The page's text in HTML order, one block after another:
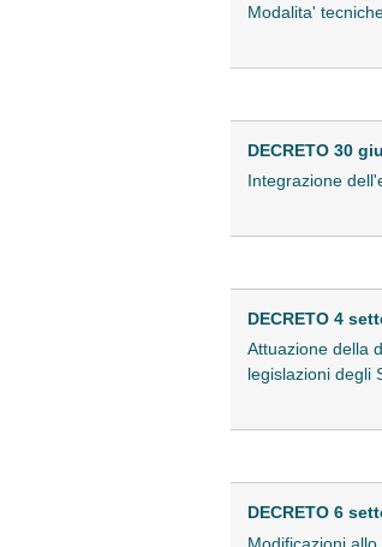
Modalita'
DECRETO 30
Integrazione
DECRETO 4
Attuazione della
legislazioni degli
DECRETO 6
Modificazioni